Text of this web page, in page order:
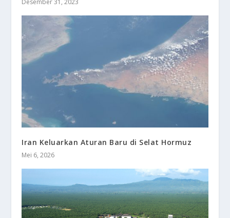
Iran Keluarkan Aturan Baru di Selat Hormuz
Mei 6, 2026